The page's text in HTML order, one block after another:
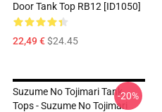
Door Tank Top RB12 [ID1050]
22,49 €$24.45
Suzume No Tojimari Tank
Tops - Suzume No Tojimari
-20%